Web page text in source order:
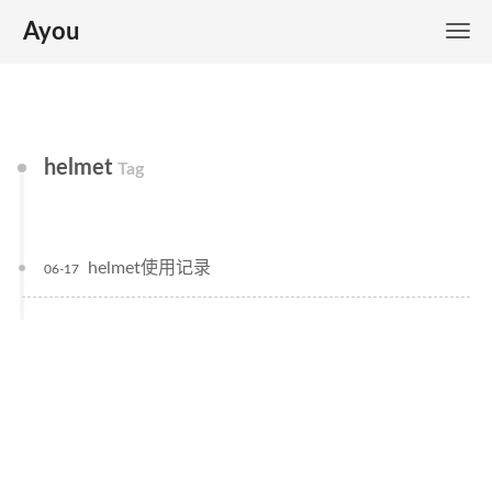
Ayou
helmet Tag
helmet使用记录
06-17